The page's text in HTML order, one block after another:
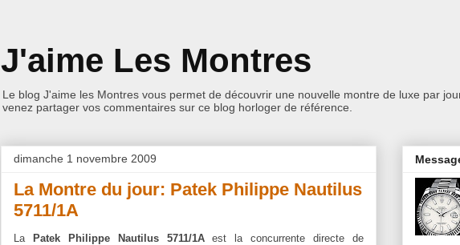
J'aime Les Montres
Le blog J'aime les Montres vous permet de découvrir une nouvelle montre de luxe par
venez partager vos commentaires sur ce blog horloger de référence.
dimanche 1 novembre 2009
La Montre du jour: Patek Philippe Nautilus
5711/1A
La Patek Philippe Nautilus 5711/1Aest la concurrente directe de